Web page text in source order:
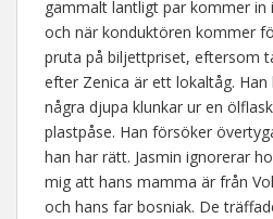
gammalt lantligt par kommer in
och när konduktören kommer
pruta på biljettpriset, eftersom
efter Zenica är ett lokaltåg.
några djupa klunkar ur en
plastpåse. Han försöker
han har rätt. Jasmin ignorerar
mig att hans mamma är från
och hans far bosniak. De